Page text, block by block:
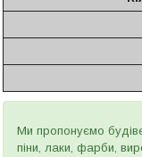
Ми пропонуємо
піни, лаки, фарби,